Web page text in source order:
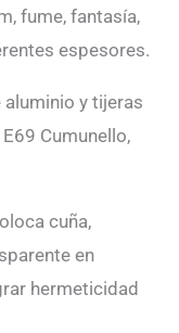
fume, fantasía,
espesores.
y tijeras
Cumunello,
cuña,
en
hermeticidad